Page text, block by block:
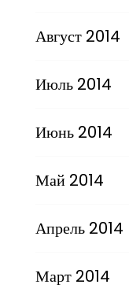
Август 2014
Июль 2014
Июнь 2014
Май 2014
Апрель 2014
Март 2014